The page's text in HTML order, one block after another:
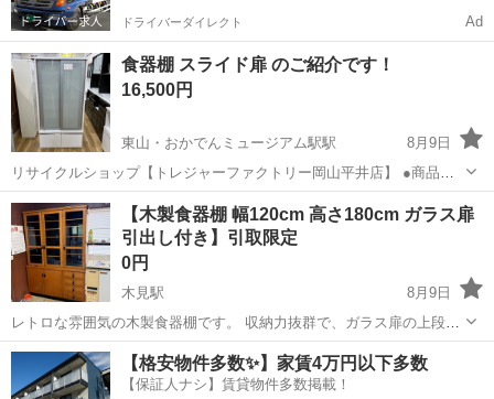
ドライバーダイレクト Ad
食器棚 スライド扉 のご紹介です！
16,500円
東山・おかでんミュージアム駅駅
8月9日
リサイクルショップ【トレジャーファクトリー岡山平井店】 ●商品情
報 アイテム名：食器棚 ブランド ： サイズ ：横幅90㎝×奥行40
㎝×高さ178㎝ 状態 ：中古品の為細々傷があります。店頭でお確
かめ ...
岡山 岡山市 東山・おかでんミュージアム駅駅 収納家具
貸し出し
【木製食器棚 幅120cm 高さ180cm ガラス扉
引出し付き】引取限定
0円
木見駅
8月9日
レトロな雰囲気の木製食器棚です。 収納力抜群で、ガラス扉の上段＋
扉・引出しの下段の2段構成です。 ■商品情報 ・素材：木製（オーク
系） ・カラー：ブラウン ・サイズ：幅約120cm × 奥行約40cm × 高さ
約180cm...
岡山 倉敷市 木見駅 収納家具 木製
【格安物件多数✨】家賃4万円以下多数
【保証人ナシ】賃貸物件多数掲載！